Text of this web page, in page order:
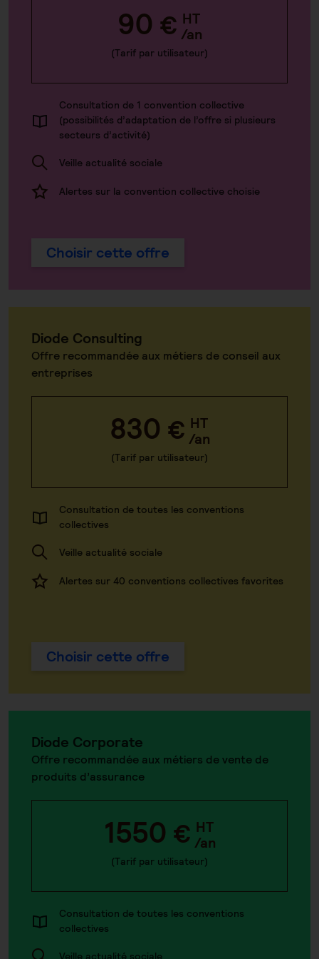
90 € HT
/an
(Tarif par utilisateur)
Consultation de 1 convention collective
(possibilités d’adaptation de l’offre si plusieurs
secteurs d’activité)
Veille actualité sociale
Alertes sur la convention collective choisie
Choisir cette offre
Diode Consulting
Offre recommandée aux métiers de conseil aux
entreprises
830 € HT
/an
(Tarif par utilisateur)
Consultation de toutes les conventions
collectives
Veille actualité sociale
Alertes sur 40 conventions collectives favorites
Choisir cette offre
Diode Corporate
Offre recommandée aux métiers de vente de
produits d’assurance
1550 € HT
/an
(Tarif par utilisateur)
Consultation de toutes les conventions
collectives
Veille actualité sociale